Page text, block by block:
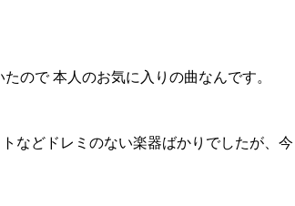
ので 本人のお気に入りの曲なんです。
などドレミのない楽器ばかりでしたが、今